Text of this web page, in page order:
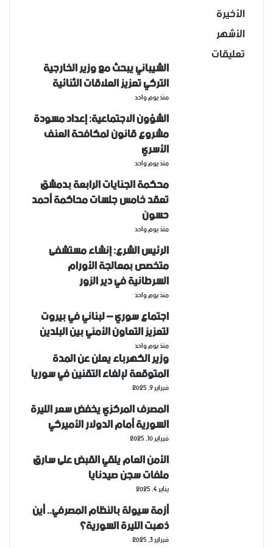
الأخيرة
الأشهر
تعليقات
الشيباني يبحث مع وزير الخارجية
التركي تعزيز العلاقات الثنائية
منذ يوم واحد
الشؤون الاجتماعية: إعداد مسودة
مشروع قانون لمكافحة العنف
الأسري ‏
منذ يوم واحد
محكمة الجنايات الرابعة بدمشق
تعقد خامس جلسات محاكمة أحمد
حسون
منذ يوم واحد
الرئيس الشرع: إنشاء ‌‏مستشفى
متخصص بمعالجة الأورام
السرطانية في دير الزور
منذ يوم واحد
اجتماع سوري – لبناني في بيروت
لتعزيز التعاون ‏الأمني ‏بين البلدين
منذ يوم واحد
وزير الكهرباء يعلن عن المدة
المتوقعة لإلغاء التقنين في سوريا
فبراير 9, 2025
المصرف المركزي يخفض سعر الليرة
السورية أمام الدولار الأميركي
فبراير 10, 2025
الأمن العام يلقي القبض على سارق
ملفات سجن صيدنايا
يناير 4, 2025
أزمة سيولة بالنظام المصرفي.. أين
ذهبت الليرة السورية؟
فبراير 3, 2025